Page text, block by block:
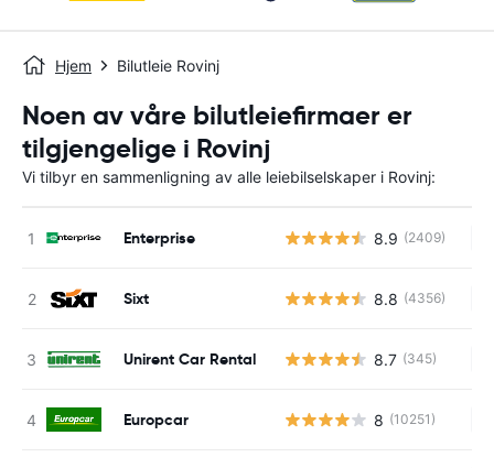
Hjem Bilutleie Rovinj
Noen av våre bilutleiefirmaer er
tilgjengelige i Rovinj
Vi tilbyr en sammenligning av alle leiebilselskaper i Rovinj:
Enterprise 8.9 (2409)
Sixt 8.8 (4356)
Unirent Car Rental 8.7 (345)
Europcar 8 (10251)